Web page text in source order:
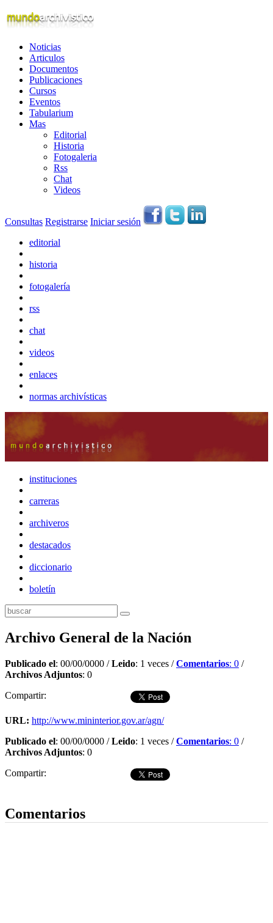
Noticias
Articulos
Documentos
Publicaciones
Cursos
Eventos
Tabularium
Mas
Editorial
Historia
Fotogaleria
Rss
Chat
Videos
Consultas Registrarse Iniciar sesión
editorial
historia
fotogalería
rss
chat
videos
enlaces
normas archivísticas
instituciones
carreras
archiveros
destacados
diccionario
boletín
Archivo General de la Nación
Publicado el: 00/00/0000 /Leido: 1 veces /Comentarios: 0 /
Archivos Adjuntos: 0
Compartir:
URL: http://www.mininterior.gov.ar/agn/
Publicado el: 00/00/0000 /Leido: 1 veces /Comentarios: 0 /
Archivos Adjuntos: 0
Compartir:
Comentarios